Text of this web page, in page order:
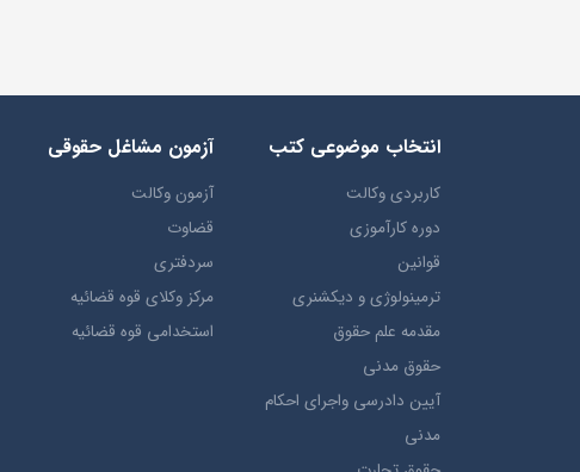
انتخاب​ موضوعي​ کتب
کاربردی وکالت
دوره کارآموزی
قوانین
ترمينولوژي و ديکشنري
مقدمه علم حقوق
حقوق مدني
آيين دادرسي ​واجراي ​احکام ​
مدني
آزمون مشاغل حقوقی
آزمون وکالت
قضاوت
سردفتری
مرکز وکلای قوه قضائیه
استخدامی قوه قضائیه